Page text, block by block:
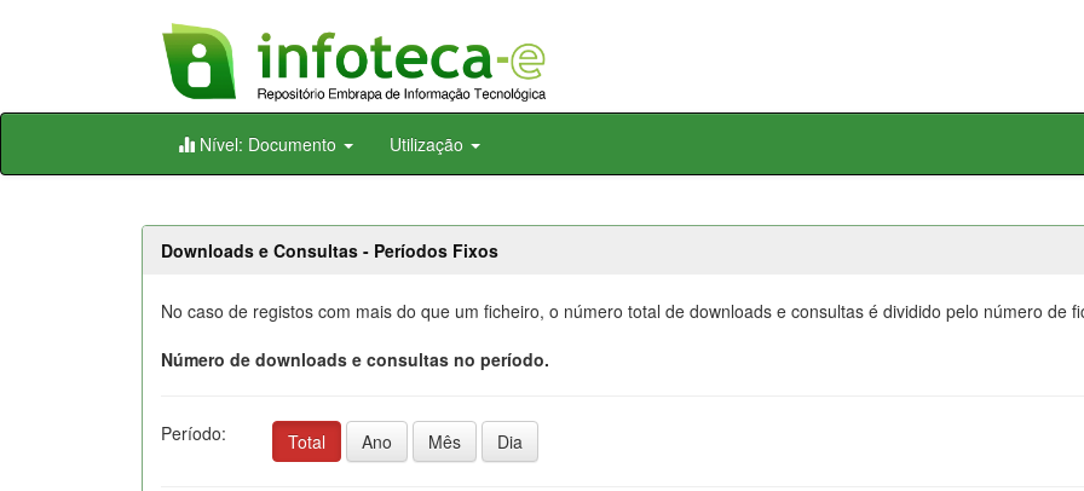
Skip
Nível: Documento Utilização
Downloads e Consultas - Períodos Fixos
No caso de registos com mais do que um ficheiro, o número total de downloads e consultas é dividido pelo número de
Número de downloads e consultas no período.
Período: Total Ano Mês Dia